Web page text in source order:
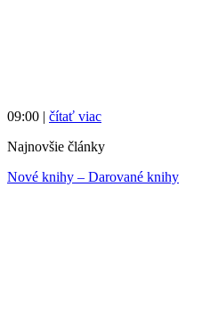
09:00 | čítať viac
Najnovšie články
Nové knihy – Darované knihy